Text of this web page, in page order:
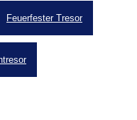
Feuerfester Tresor